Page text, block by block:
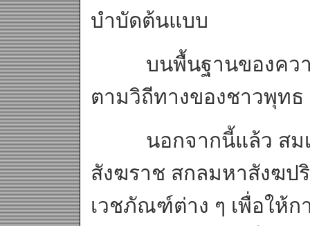
บำบัดต้นแบบ
บนพื้นฐานของความ
ตามวิถีทางของชาวพุทธ
นอกจากนี้แล้ว สมเด็
สังฆราช สกลมหาสังฆป
เวชภัณฑ์ต่าง ๆ เพื่อให้ก